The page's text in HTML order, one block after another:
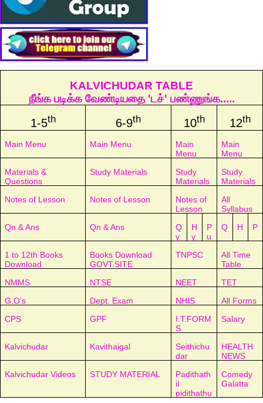
KALVICHUDAR TABLE
நீங்க படிக்க வேண்டியதை 'டச்' பண்ணுங்க.....
1-5th 6-9th 10th 12th
Main Menu Main Menu
Main
Menu
Main
Menu
Materials &
Questions
Study Materials
Study
Materials
Study
Materials
Notes of Lesson
Notes of Lesson
Notes of
Lesson
All
Syllabus
Qn & Ans
Qn & Ans
Q
y
H
y
P
u
Q H P
1 to 12th Books
Download
Books Download
GOVT.SITE
TNPSC
All Time
Table
NMMS
NTSE NEET
TET
G.O’s
Dept. Exam NHIS
All Forms
CPS
GPF
I.T.FORM
S
Salary
Kalvichudar Kavithaigal
Seithichu
dar
HEALTH
NEWS
Kalvichudar Videos
STUDY MATERIAL
Padithath
il
pidithathu
Comedy
Galatta